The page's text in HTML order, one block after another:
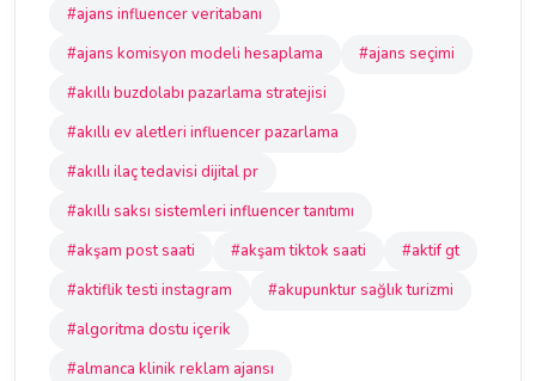
#ajans influencer veritabanı
#ajans komisyon modeli hesaplama
#ajans seçimi
#akıllı buzdolabı pazarlama stratejisi
#akıllı ev aletleri influencer pazarlama
#akıllı ilaç tedavisi dijital pr
#akıllı saksı sistemleri influencer tanıtımı
#akşam post saati
#akşam tiktok saati
#aktif gt
#aktiflik testi instagram
#akupunktur sağlık turizmi
#algoritma dostu içerik
#almanca klinik reklam ajansı